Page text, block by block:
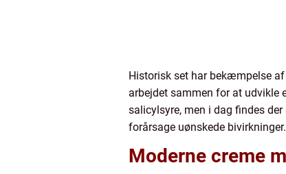
Historisk set har bekæmpelse
arbejdet sammen for at udvikle
salicylsyre, men i dag findes
forårsage uønskede bivirkninger.
Moderne creme